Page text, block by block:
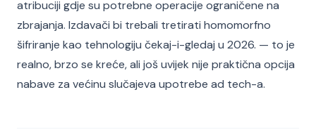
atribuciji gdje su potrebne operacije ograničene na
zbrajanja. Izdavači bi trebali tretirati homomorfno
šifriranje kao tehnologiju čekaj-i-gledaj u 2026. — to je
realno, brzo se kreće, ali još uvijek nije praktična opcija
nabave za većinu slučajeva upotrebe ad tech-a.